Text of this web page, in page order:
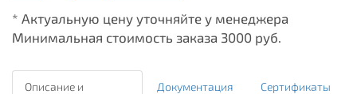
* Актуальную цену уточняйте у менеджера
Минимальная стоимость заказа 3000 руб.
Описание и
Документация Сертификаты